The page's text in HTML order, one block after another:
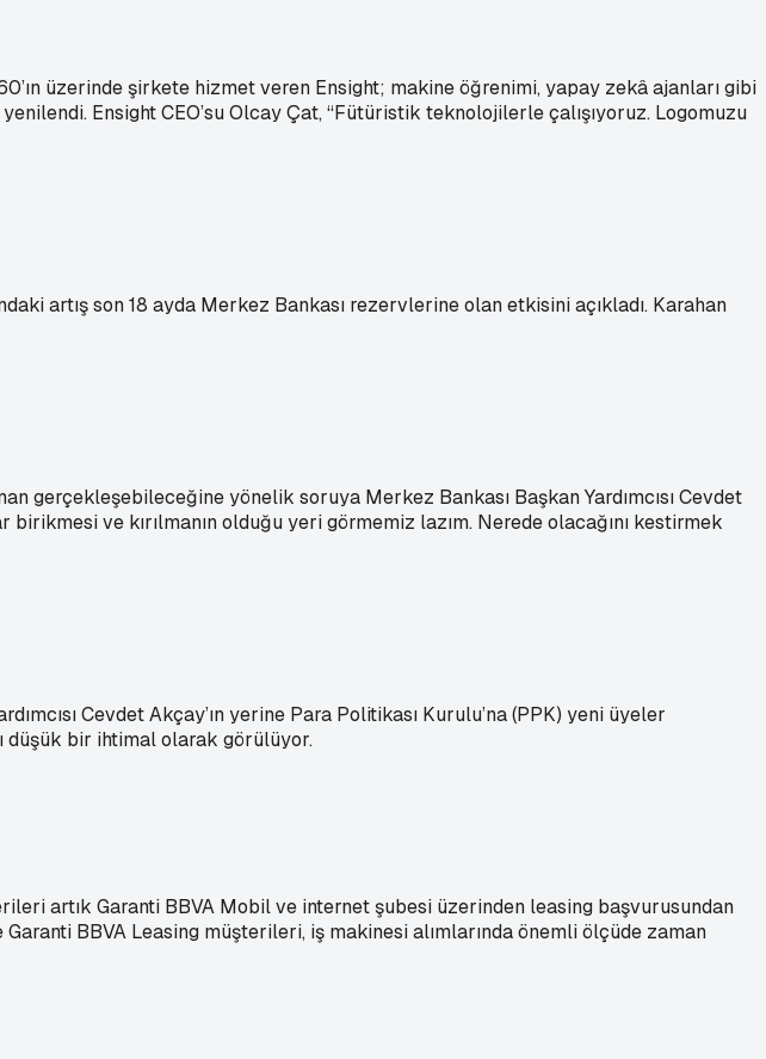
üzerinde şirkete hizmet veren Ensight; makine öğrenimi, yapay zekâ ajanları gibi
Ensight CEO’su Olcay Çat, “Fütüristik teknolojilerle çalışıyoruz. Logomuzu
artış son 18 ayda Merkez Bankası rezervlerine olan etkisini açıkladı. Karahan
gerçekleşebileceğine yönelik soruya Merkez Bankası Başkan Yardımcısı Cevdet
ve kırılmanın olduğu yeri görmemiz lazım. Nerede olacağını kestirmek
Cevdet Akçay’ın yerine Para Politikası Kurulu’na (PPK) yeni üyeler
düşük bir ihtimal olarak görülüyor.
artık Garanti BBVA Mobil ve internet şubesi üzerinden leasing başvurusundan
BBVA Leasing müşterileri, iş makinesi alımlarında önemli ölçüde zaman